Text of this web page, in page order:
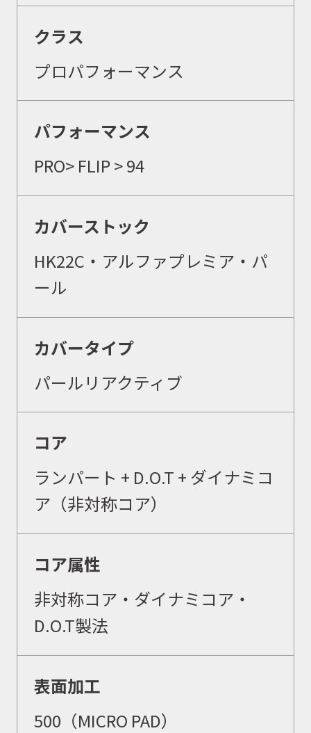
クラス
プロパフォーマンス
パフォーマンス
PRO> FLIP> 94
カバーストック
HK22C・アルファプレミア・パ
ール
カバータイプ
パールリアクティブ
コア
ランパート + D.O.T + ダイナミコ
ア（非対称コア）
コア属性
非対称コア・ダイナミコア・
D.O.T製法
表面加工
500（MICRO PAD）